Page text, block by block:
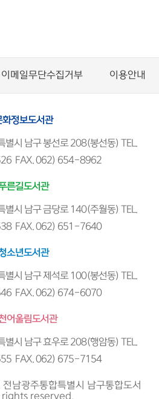
이메일무단수집거부 이용안내
화정보도서관
시 남구 봉선로 208(봉선동) TEL.
FAX. 062) 654-8962
른길도서관
시 남구 금당로 140(주월동) TEL.
FAX. 062) 651-7640
소년도서관
시 남구 제석로 100(봉선동) TEL.
FAX. 062) 674-6070
어울림도서관
시 남구 효우로 208(행암동) TEL.
FAX. 062) 675-7154
남광주통합특별시 남구통합도서
rights reserved.